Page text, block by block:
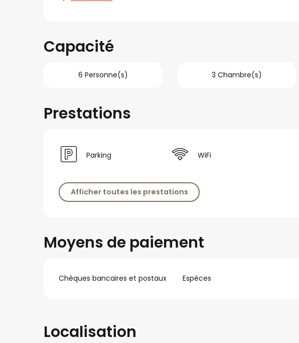
Capacité
6 Personne(s) 3 Chambre(s)
Prestations
Parking WiFi
Afficher toutes les prestations
Moyens de paiement
Chèques bancaires et postaux Espèces
Localisation